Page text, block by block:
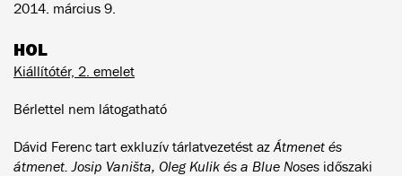
2014. március 9.
HOL
Kiállítótér, 2. emelet
Bérlettel nem látogatható
Dávid Ferenc tart exkluzív tárlatvezetést azÁtmenet és
átmenet. Josip Vaništa, Oleg Kulik és a Blue Noses időszaki